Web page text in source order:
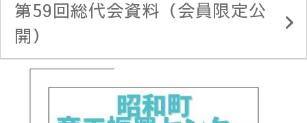
第59回総代会資料（会員限定公
開）